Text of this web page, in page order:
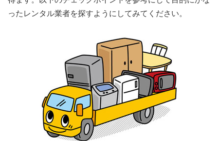
ったレンタル業者を探すようにしてみてください。